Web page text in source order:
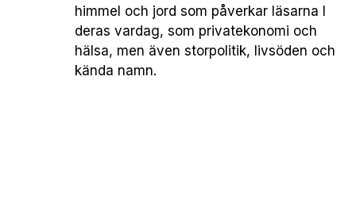
himmel och jord som påverkar läsarna I
deras vardag, som privatekonomi och
hälsa, men även storpolitik, livsöden och
kända namn.